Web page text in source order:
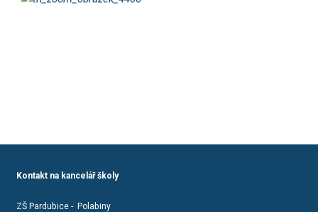
Kontakt na kancelář školy
ZŠ Pardubice - Polabiny